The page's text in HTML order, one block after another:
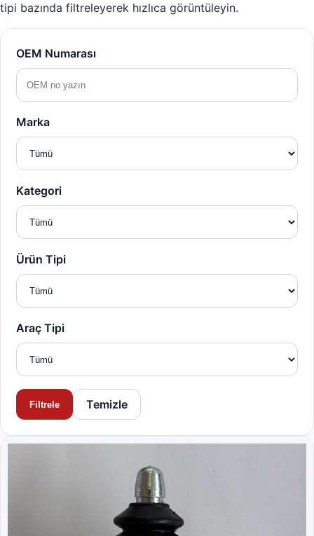
tipi bazında filtreleyerek hızlıca görüntüleyin.
OEM Numarası
Marka
Kategori
Ürün Tipi
Araç Tipi
Filtrele Temizle